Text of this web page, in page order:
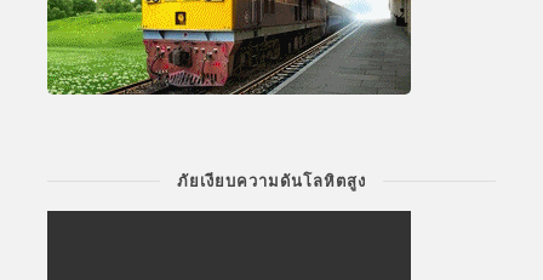
ภัยเงียบความดันโลหิตสูง